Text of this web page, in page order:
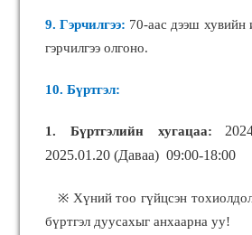
9. Гэрчилгээ: 70-аас дээш хувийн
гэрчилгээ олгоно.
10. Бүртгэл:
1. Бүртгэлийн хугацаа:
2025.01.20 (Даваа) 09:00-18:00
※ Хүний тоо гүйцсэн
бүртгэл дуусахыг анхаарна уу!